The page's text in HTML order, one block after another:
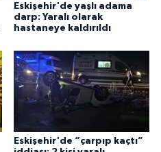
Eskişehir'de yaşlı adama
darp: Yaralı olarak
hastaneye kaldırıldı
Eskişehir'de “çarpıp kaçtı”